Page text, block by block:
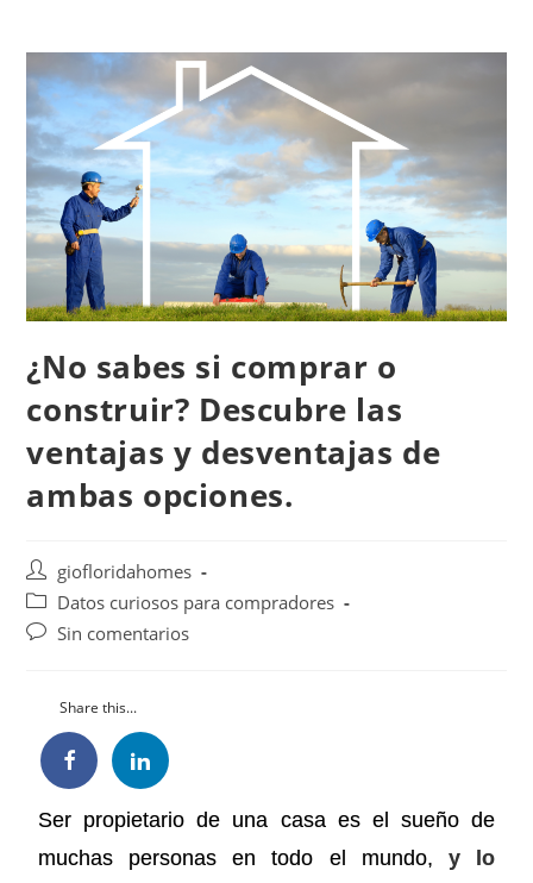
¿No sabes si comprar o
construir? Descubre las
ventajas y desventajas de
ambas opciones.
giofloridahomes
Datos curiosos para compradores
Sin comentarios
Share this...
Ser propietario de una casa es el sueño de
muchas personas en todo el mundo, y lo